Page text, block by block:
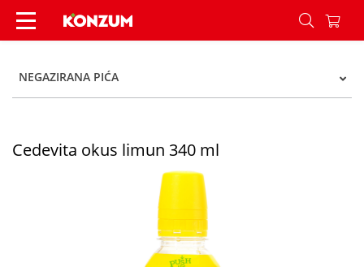
Cedevita okus limun 340 ml - Konzum
NEGAZIRANA PIĆA
Cedevita okus limun 340 ml